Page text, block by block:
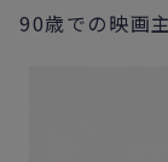
90歳での映画